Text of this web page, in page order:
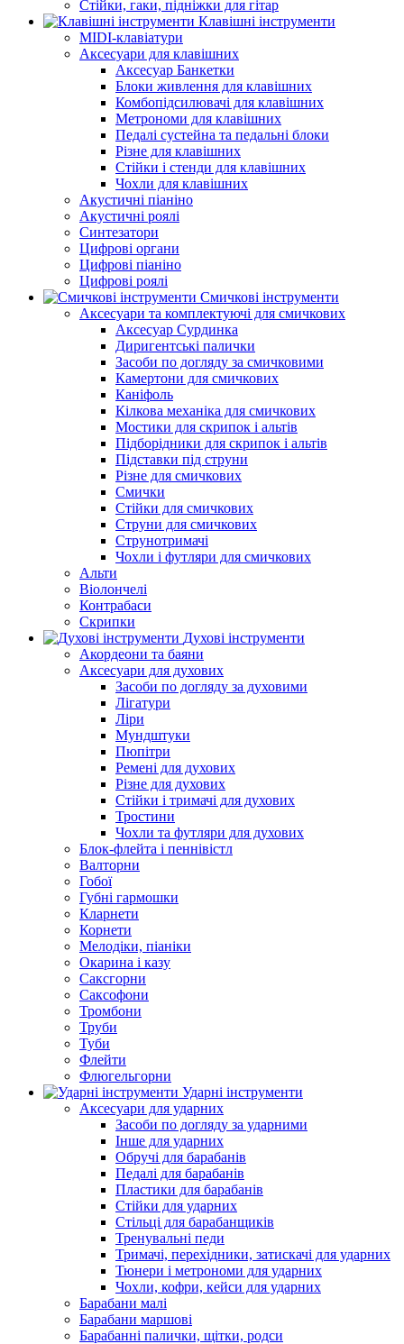
Стійки, гаки, підніжки для гітар
Клавішні інструменти
MIDI-клавіатури
Аксесуари для клавішних
Аксесуар Банкетки
Блоки живлення для клавішних
Комбопідсилювачі для клавішних
Метрономи для клавішних
Педалі сустейна та педальні блоки
Різне для клавішних
Стійки і стенди для клавішних
Чохли для клавішних
Акустичні піаніно
Акустичні роялі
Синтезатори
Цифрові органи
Цифрові піаніно
Цифрові роялі
Смичкові інструменти
Аксесуари та комплектуючі для смичкових
Аксесуар Сурдинка
Диригентські палички
Засоби по догляду за смичковими
Камертони для смичкових
Каніфоль
Кілкова механіка для смичкових
Мостики для скрипок і альтів
Підборiдники для скрипок і альтів
Підставки під струни
Різне для смичкових
Смички
Стійки для смичкових
Струни для смичкових
Струнотримачі
Чохли і футляри для смичкових
Альти
Віолончелі
Контрабаси
Скрипки
Духові інструменти
Акордеони та баяни
Аксесуари для духових
Засоби по догляду за духовими
Лігатури
Ліри
Мундштуки
Пюпітри
Ремені для духових
Різне для духових
Стійки і тримачі для духових
Тростини
Чохли та футляри для духових
Блок-флейта і пеннівістл
Валторни
Гобої
Губні гармошки
Кларнети
Корнети
Мелодіки, піаніки
Окарина і казу
Саксгорни
Саксофони
Тромбони
Труби
Туби
Флейти
Флюгельгорни
Ударні інструменти
Аксесуари для ударних
Засоби по догляду за ударними
Інше для ударних
Обручі для барабанів
Педалі для барабанів
Пластики для барабанів
Стійки для ударних
Стільці для барабанщиків
Тренувальні педи
Тримачі, перехідники, затискачі для ударних
Тюнери і метрономи для ударних
Чохли, кофри, кейси для ударних
Барабани малі
Барабани маршові
Барабанні палички, щітки, родси